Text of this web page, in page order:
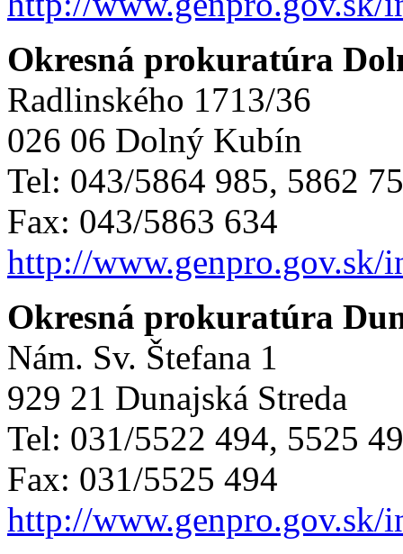
Okresná prokuratúra
Radlinského 1713/36
026 06 Dolný Kubín
Tel: 043/5864 985, 5862
Fax: 043/5863 634
http://www.genpro.gov.sk/
Okresná prokuratúra
Nám. Sv. Štefana 1
929 21 Dunajská Streda
Tel: 031/5522 494, 5525
Fax: 031/5525 494
http://www.genpro.gov.sk/